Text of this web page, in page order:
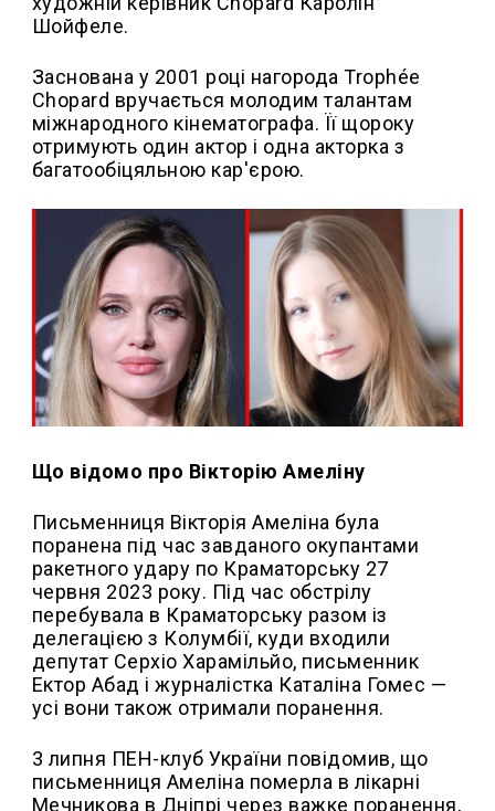
Шойфеле.
Заснована у 2001 році нагорода Trophée
Chopard вручається молодим талантам
міжнародного кінематографа. Її щороку
отримують один актор і одна акторка з
багатообіцяльною кар'єрою.
Що відомо про Вікторію Амеліну
Письменниця Вікторія Амеліна була
поранена під час завданого окупантами
ракетного удару по Краматорську 27
червня 2023 року. Під час обстрілу
перебувала в Краматорську разом із
делегацією з Колумбії, куди входили
депутат Серхіо Харамільйо, письменник
Ектор Абад і журналістка Каталіна Гомес —
усі вони також отримали поранення.
3 липня ПЕН-клуб України повідомив, що
письменниця Амеліна померла в лікарні
Мечникова в Дніпрі через важке поранення,